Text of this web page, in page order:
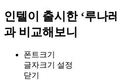
인텔이 출시한 ‘루나
과 비교해보니
폰트크기
글자크기 설정
닫기